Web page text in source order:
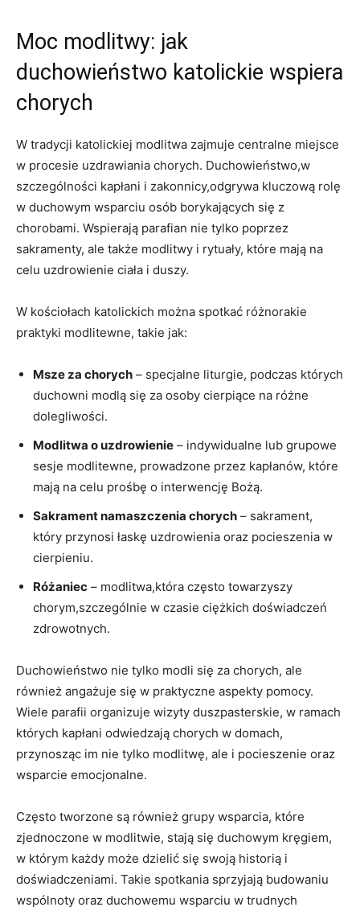
Moc modlitwy: jak
duchowieństwo katolickie wspiera
chorych
W tradycji katolickiej modlitwa zajmuje centralne miejsce
w procesie uzdrawiania chorych. Duchowieństwo,w
szczególności kapłani i zakonnicy,odgrywa kluczową rolę
w duchowym wsparciu osób borykających się z
chorobami. Wspierają parafian nie tylko poprzez
sakramenty, ale także modlitwy i rytuały, które mają na
celu uzdrowienie ciała i duszy.
W kościołach katolickich można spotkać różnorakie
praktyki modlitewne, takie jak:
Msze za chorych – specjalne liturgie, podczas których
duchowni modlą się za osoby cierpiące na różne
dolegliwości.
Modlitwa o uzdrowienie – indywidualne lub grupowe
sesje modlitewne, prowadzone przez kapłanów, które
mają na celu prośbę o interwencję Bożą.
Sakrament namaszczenia chorych – sakrament,
który przynosi łaskę uzdrowienia oraz pocieszenia w
cierpieniu.
Różaniec – modlitwa,która często towarzyszy
chorym,szczególnie w czasie ciężkich doświadczeń
zdrowotnych.
Duchowieństwo nie tylko modli się za chorych, ale
również angażuje się w praktyczne aspekty pomocy.
Wiele parafii organizuje wizyty duszpasterskie, w ramach
których kapłani odwiedzają chorych w domach,
przynosząc im nie tylko modlitwę, ale i pocieszenie oraz
wsparcie emocjonalne.
Często tworzone są również grupy wsparcia, które
zjednoczone w modlitwie, stają się duchowym kręgiem,
w którym każdy może dzielić się swoją historią i
doświadczeniami. Takie spotkania sprzyjają budowaniu
wspólnoty oraz duchowemu wsparciu w trudnych